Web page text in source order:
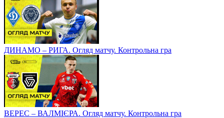
ДИНАМО – РИГА. Огляд матчу. Контрольна гра
ВЕРЕС – ВАЛМІЄРА. Огляд матчу. Контрольна гра